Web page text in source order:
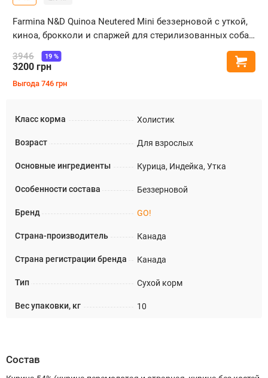
Класс корма Холистик
Возраст Для взрослых
Основные ингредиенты Курица, Индейка, Утка
Особенности состава Беззерновой
Бренд GO!
Страна-производитель Канада
Страна регистрации бренда Канада
Тип Сухой корм
Вес упаковки, кг 10
Farmina N&D Quinoa Neutered Mini беззерновой с уткой,
киноа, брокколи и спаржей для стерилизованных собак
малых пород
3946
3200 грн
19%
Выгода 746 грн
Состав